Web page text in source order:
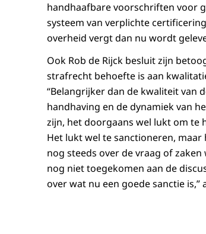
handhaafbare voorschriften voor
systeem van verplichte
overheid vergt dan nu wordt
Ook Rob de Rijck besluit zijn
strafrecht behoefte is aan
“Belangrijker dan de kwaliteit van
handhaving en de dynamiek van
zijn, het doorgaans wel lukt om te
Het lukt wel te sanctioneren,
nog steeds over de vraag of
nog niet toegekomen aan de
over wat nu een goede sanctie is,”